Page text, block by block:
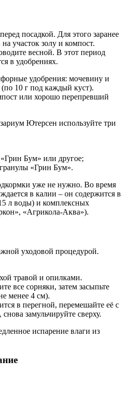
посадкой. Для этого заранее
участок золу и компост.
весной. В этот период
в удобрениях.
удобрения: мочевину и
10 г под каждый куст).
или хорошо перепревший
Ютерсен используйте три
Бум» или другое;
«Грин Бум».
уже не нужно. Во время
в калии – он содержится в
л воды) и комплексных
«Агрикола-Аква»).
уходовой процедурой.
травой и опилками.
все сорняки, затем засыпьте
менее 4 см).
в перегной, перемешайте её с
замульчируйте сверху.
испарение влаги из